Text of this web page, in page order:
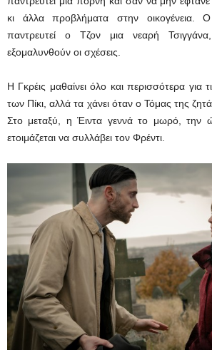
κι άλλα προβλήματα στην οικογένεια.
παντρευτεί ο Τζον μια νεαρή
εξομαλυνθούν οι σχέσεις.
Η Γκρέις μαθαίνει όλο και περισσότερα για
των Πίκι, αλλά τα χάνει όταν o Τόμας της ζητά
Στο μεταξύ, η Έιντα γεννά το μωρό, την
ετοιμάζεται να συλλάβει τον Φρέντι.